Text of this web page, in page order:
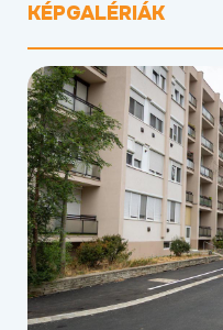
KÉPGALÉRIÁK